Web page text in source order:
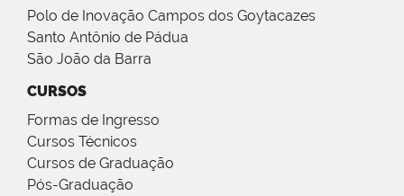
Polo de Inovação Campos dos Goytacazes
Santo Antônio de Pádua
São João da Barra
CURSOS
Formas de Ingresso
Cursos Técnicos
Cursos de Graduação
Pós-Graduação